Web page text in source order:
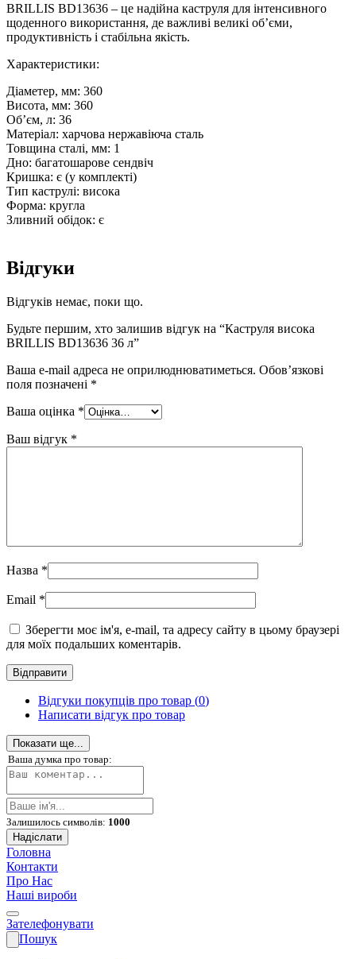
BRILLIS BD13636 – це надійна каструля для інтенсивного
щоденного використання, де важливі великі об’єми,
продуктивність і стабільна якість.
Характеристики:
Діаметер, мм: 360
Висота, мм: 360
Об’єм, л: 36
Матеріал: харчова нержавіюча сталь
Товщина сталі, мм: 1
Дно: багатошарове сендвіч
Кришка: є (у комплекті)
Тип каструлі: висока
Форма: кругла
Зливний обідок: є
Відгуки
Відгуків немає, поки що.
Будьте першим, хто залишив відгук на “Каструля висока
BRILLIS BD13636 36 л”
Ваша e-mail адреса не оприлюднюватиметься. Обов’язкові
поля позначені *
Ваша оцінка *
Ваш відгук *
Назва *
Email *
Зберегти моє ім'я, e-mail, та адресу сайту в цьому браузері
для моїх подальших коментарів.
Відгуки покупців про товар (0)
Написати відгук про товар
Показати ще...
Ваша думка про товар:
Залишилось символів: 1000
Надіслати
Головна
Контакти
Про Нас
Наші вироби
Зателефонувати
Пошук